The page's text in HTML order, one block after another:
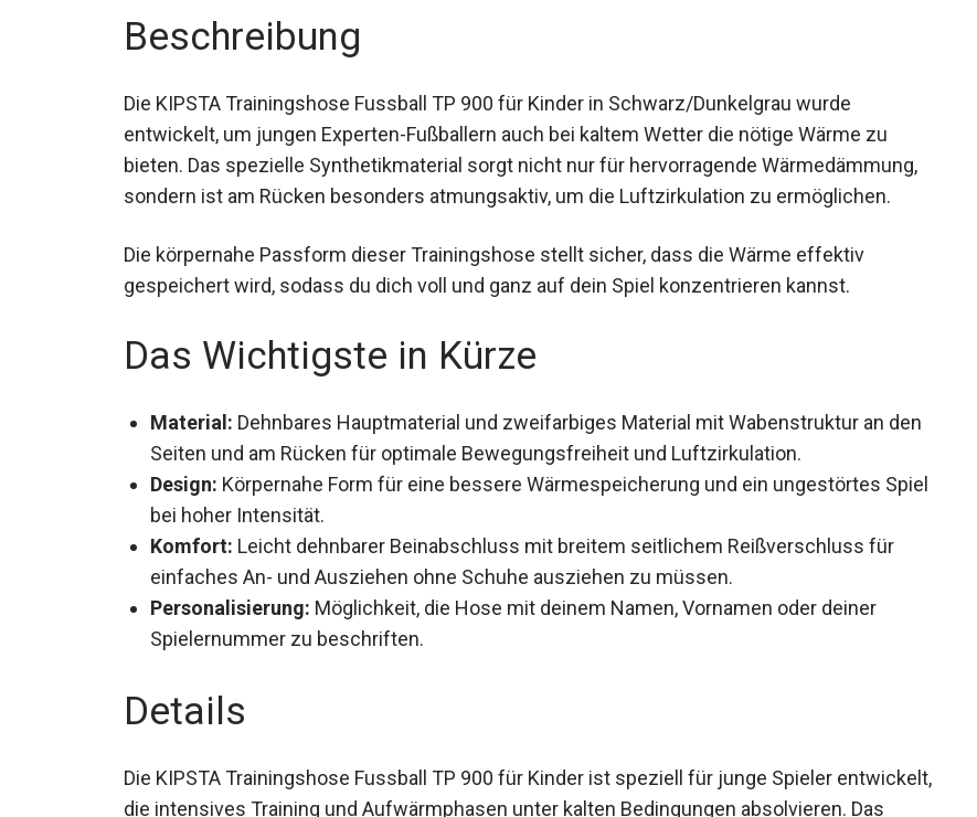
Beschreibung
Die KIPSTA Trainingshose Fussball TP 900 für Kinder in Schwarz/Dunkelgrau wurde
entwickelt, um jungen Experten-Fußballern auch bei kaltem Wetter die nötige Wärme zu
bieten. Das spezielle Synthetikmaterial sorgt nicht nur für hervorragende Wärmedämmung,
sondern ist am Rücken besonders atmungsaktiv, um die Luftzirkulation zu ermöglichen.
Die körpernahe Passform dieser Trainingshose stellt sicher, dass die Wärme effektiv
gespeichert wird, sodass du dich voll und ganz auf dein Spiel konzentrieren kannst.
Das Wichtigste in Kürze
Material: Dehnbares Hauptmaterial und zweifarbiges Material mit Wabenstruktur an den
Seiten und am Rücken für optimale Bewegungsfreiheit und Luftzirkulation.
Design: Körpernahe Form für eine bessere Wärmespeicherung und ein ungestörtes Spiel
bei hoher Intensität.
Komfort: Leicht dehnbarer Beinabschluss mit breitem seitlichem Reißverschluss für
einfaches An- und Ausziehen ohne Schuhe ausziehen zu müssen.
Personalisierung: Möglichkeit, die Hose mit deinem Namen, Vornamen oder deiner
Spielernummer zu beschriften.
Details
Die KIPSTA Trainingshose Fussball TP 900 für Kinder ist speziell für junge Spieler
entwickelt, die intensives Training und Aufwärmphasen unter kalten Bedingungen